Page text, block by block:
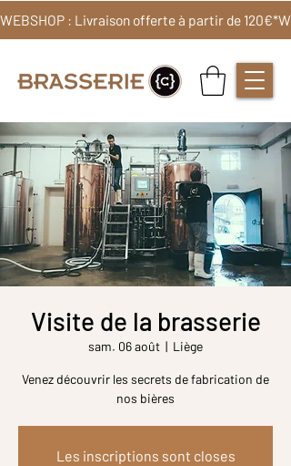
WEBSHOP : Livraison offerte à partir de 120€*
Visite de la brasserie
sam. 06 août
  |
Liège
Venez découvrir les secrets de fabrication de
nos bières
Les inscriptions sont closes